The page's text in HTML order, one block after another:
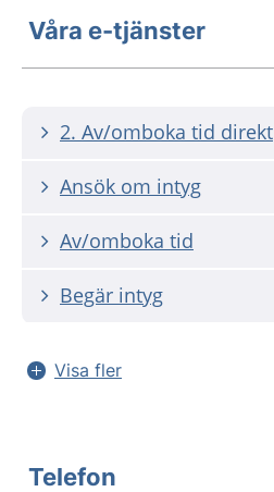
Våra e-tjänster
2. Av/omboka tid direkt
Ansök om intyg
Av/omboka tid
Begär intyg
Visa fler
Telefon